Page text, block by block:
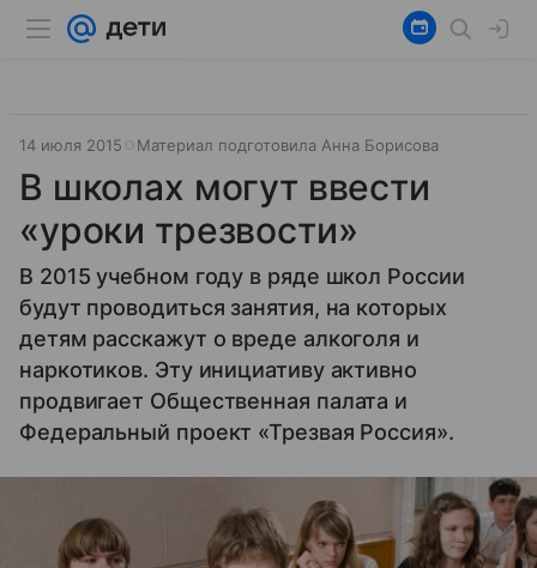
14 июля 2015 Материал подготовила Анна Борисова
В школах могут ввести
«уроки трезвости»
В 2015 учебном году в ряде школ России
будут проводиться занятия, на которых
детям расскажут о вреде алкоголя и
наркотиков. Эту инициативу активно
продвигает Общественная палата и
Федеральный проект «Трезвая Россия».